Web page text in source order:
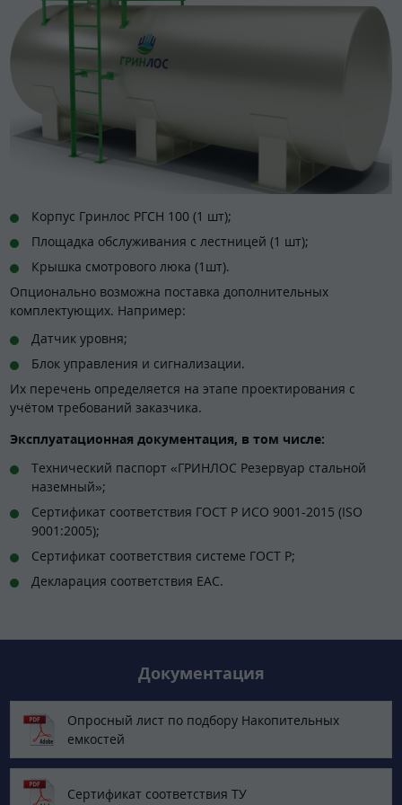
Корпус Гринлос РГСН 100 (1 шт);
Площадка обслуживания с лестницей (1 шт);
Крышка смотрового люка (1шт).
Опционально возможна поставка дополнительных
комплектующих. Например:
Датчик уровня;
Блок управления и сигнализации.
Их перечень определяется на этапе проектирования с
учётом требований заказчика.
Эксплуатационная документация, в том числе:
Технический паспорт «ГРИНЛОС Резервуар стальной
наземный»;
Сертификат соответствия ГОСТ Р ИСО 9001-2015 (ISO
9001:2005);
Сертификат соответствия системе ГОСТ Р;
Декларация соответствия EAC.
Документация
Опросный лист по подбору Накопительных
емкостей
Сертификат соответствия ТУ